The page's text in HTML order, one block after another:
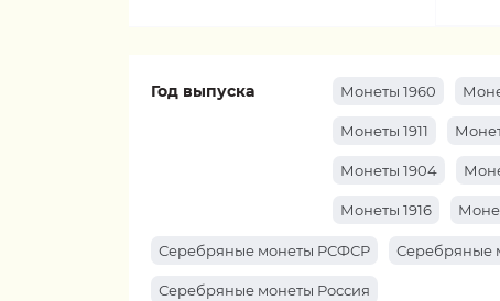
Год выпуска Монеты 1960
Монеты 1911
Монеты 1904
Монеты 1916
Серебряные монеты РСФСР Серебряные
Серебряные монеты Россия